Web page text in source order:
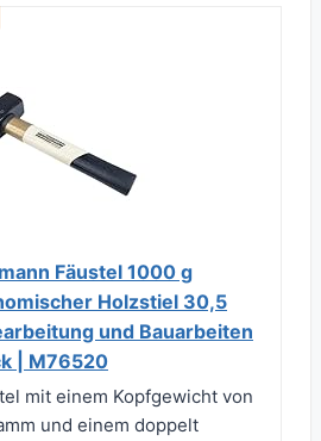
Fäustel 1000 g
Holzstiel 30,5
und Bauarbeiten
| M76520
mit einem Kopfgewicht von
und einem doppelt